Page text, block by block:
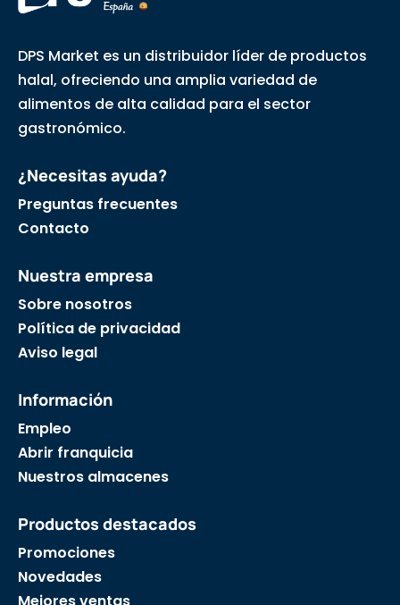
DPS Market es un distribuidor líder de productos
halal, ofreciendo una amplia variedad de
alimentos de alta calidad para el sector
gastronómico.
¿Necesitas ayuda?
Preguntas frecuentes
Contacto
Nuestra empresa
Sobre nosotros
Política de privacidad
Aviso legal
Información
Empleo
Abrir franquicia
Nuestros almacenes
Productos destacados
Promociones
Novedades
Mejores ventas